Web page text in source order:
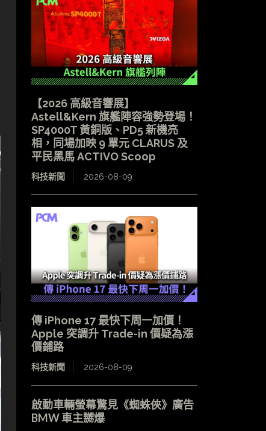
【2026 高級音響展】
Astell&Kern 旗艦陣容強勢登場！
SP4000T 黃銅版、PD5 新機亮
相，同場加映 9 單元 CLARUS 及
平民黑馬 ACTIVO Scoop
科技新聞 2026-08-09
傳 iPhone 17 最快下周一加價！
Apple 突調升 Trade-in 價疑為漲
價鋪路
科技新聞 2026-08-09
啟動車輛螢幕驚見《蜘蛛俠》廣告
BMW 車主嬲爆